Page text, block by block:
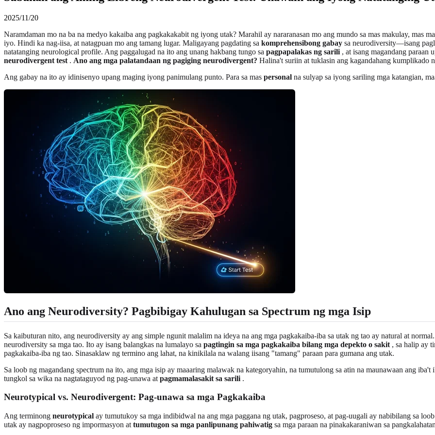
2025/11/20
Naramdaman mo na ba na medyo kakaiba ang pagkakakabit ng iyong utak? Marahil ay nararanasan mo ang mundo sa mas makulay, mas
iyo. Hindi ka nag-iisa, at natagpuan mo ang tamang lugar. Maligayang pagdating sa komprehensibong gabay sa neurodiversity—isang
natatanging neurological profile. Ang paggalugad na ito ang unang hakbang tungo sa pagpapalakas ng sarili , at isang magandang paraan
neurodivergent test . Ano ang mga palatandaan ng pagiging neurodivergent? Halina't suriin at tuklasin ang kagandahang kumplikado
Ang gabay na ito ay idinisenyo upang maging iyong panimulang punto. Para sa mas personal na sulyap sa iyong sariling mga katangian,
Ano ang Neurodiversity? Pagbibigay Kahulugan sa Spectrum ng mga Isip
Sa kaibuturan nito, ang neurodiversity ay ang simple ngunit malalim na ideya na ang mga pagkakaiba-iba sa utak ng tao ay natural at
neurodiversity sa mga tao. Ito ay isang balangkas na lumalayo sa pagtingin sa mga pagkakaiba bilang mga depekto o sakit , sa halip ay
pagkakaiba-iba ng tao. Sinasaklaw ng termino ang lahat, na kinikilala na walang iisang "tamang" paraan para gumana ang utak.
Sa loob ng magandang spectrum na ito, ang mga isip ay maaaring malawak na kategoryahin, na tumutulong sa atin na maunawaan ang
tungkol sa wika na nagtataguyod ng pag-unawa at pagmamalasakit sa sarili .
Neurotypical vs. Neurodivergent: Pag-unawa sa mga Pagkakaiba
Ang terminong neurotypical ay tumutukoy sa mga indibidwal na ang mga paggana ng utak, pagproseso, at pag-uugali ay nabibilang sa
utak ay nagpoproseso ng impormasyon at tumutugon sa mga panlipunang pahiwatig sa mga paraan na pinakakaraniwan sa